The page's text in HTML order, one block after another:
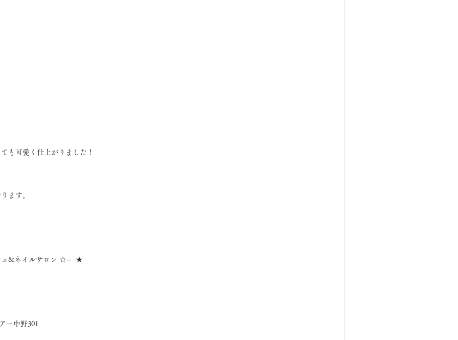
も可愛く仕上がりました！
ます。
&ネイルサロン ☆--  ★
ー中野301